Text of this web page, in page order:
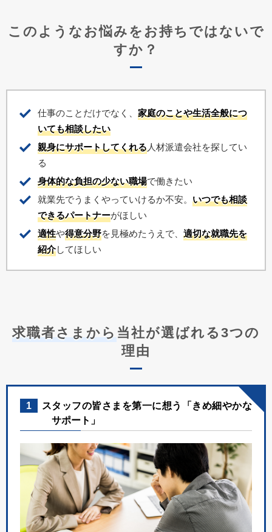
このようなお悩みをお持ちではないで
すか？
仕事のことだけでなく、 家庭のことや生活全般につ
いても相談したい
親身にサポートしてくれる人材派遣会社を探してい
る
身体的な負担の少ない職場で働きたい
就業先でうまくやっていけるか不安。 いつでも相談
できるパートナーがほしい
適性や得意分野を見極めたうえで、 適切な就職先を
紹介してほしい
求職者さまから 当社が選ばれる3つの
理由
1
スタッフの皆さまを第一に想う「きめ細やかな
サポート」